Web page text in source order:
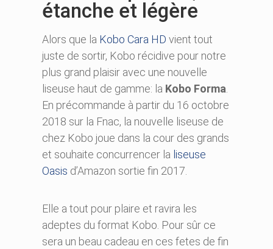
étanche et légère
Alors que la Kobo Cara HD vient tout
juste de sortir, Kobo récidive pour notre
plus grand plaisir avec une nouvelle
liseuse haut de gamme: la Kobo Forma
En précommande à partir du 16 octobre
2018 sur la Fnac, la nouvelle liseuse de
chez Kobo joue dans la cour des grands
et souhaite concurrencer la liseuse
Oasis d’Amazon sortie fin 2017.
Elle a tout pour plaire et ravira les
adeptes du format Kobo. Pour sûr ce
sera un beau cadeau en ces fetes de fin